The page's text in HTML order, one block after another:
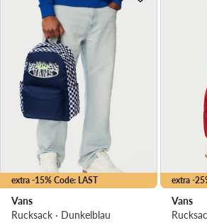
extra -15% Code: LAST
Vans
Rucksack · Dunkelblau
extra -
Vans